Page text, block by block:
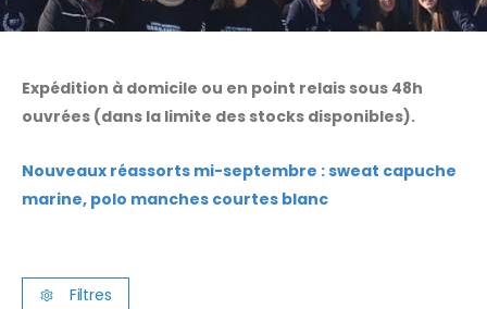
Expédition à domicile ou en point relais sous 48h
ouvrées (dans la limite des stocks disponibles).
Nouveaux réassorts mi-septembre : sweat capuche
marine, polo manches courtes blanc
Filtres